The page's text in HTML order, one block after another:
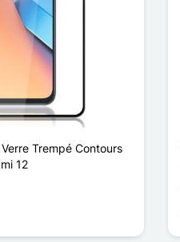
Trempé Contours
12